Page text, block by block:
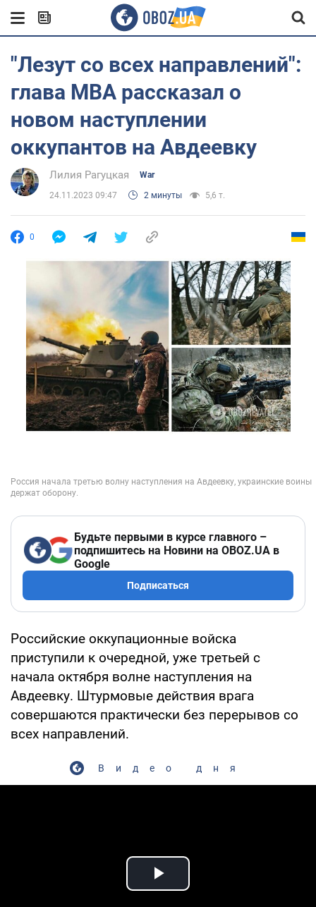
"Лезут со всех направлений":
глава МВА рассказал о
новом наступлении
оккупантов на Авдеевку
Лилия Рагуцкая War
24.11.2023 09:47 2 минуты 5,6 т.
0
Будьте первыми в курсе главного –
подпишитесь на Новини на OBOZ.UA в
Google
Подписаться
Российские оккупационные войска
приступили к очередной, уже третьей с
начала октября волне наступления на
Авдеевку. Штурмовые действия врага
совершаются практически без перерывов со
всех направлений.
Видео дня
Play Video